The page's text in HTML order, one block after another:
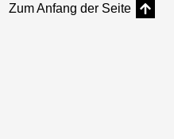
Zum Anfang der Seite